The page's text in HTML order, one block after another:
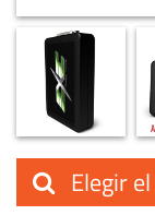
Elegir